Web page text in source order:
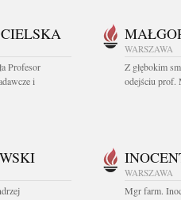
Profesor
i
WARSZAWA
Z głębokim
odejściu prof.
WARSZAWA
Mgr farm.